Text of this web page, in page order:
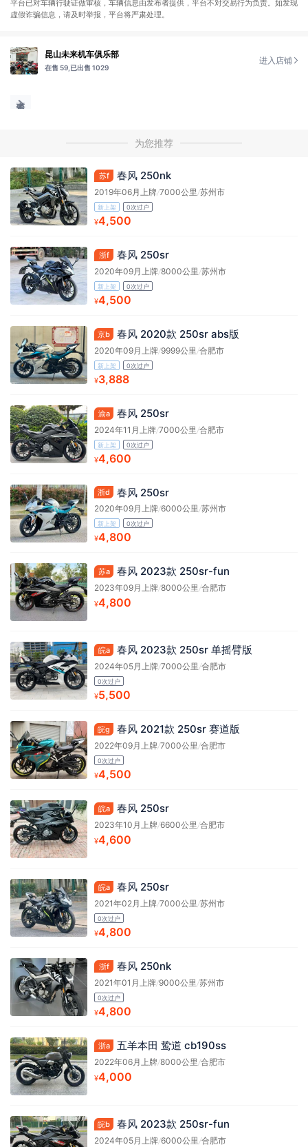
平台已对车辆行驶证做审核，车辆信息由发布者提供，平台不对交易行为负责。如发现
虚假诈骗信息，请及时举报，平台将严肃处理。
昆山未来机车俱乐部
在售 59, 已出售 1029
进入店铺
为您推荐
苏f 春风 250nk
2019年06月上牌/7000公里 /苏州市
新上架 0次过户
¥4,500
浙f 春风 250sr
2020年09月上牌/8000公里 /苏州市
新上架 0次过户
¥4,500
京b 春风 2020款 250sr abs版
2020年09月上牌/9999公里 /合肥市
新上架 0次过户
¥3,888
渝a 春风 250sr
2024年11月上牌/7000公里 /合肥市
新上架 0次过户
¥4,600
浙d 春风 250sr
2020年09月上牌/6000公里/苏州市
新上架 0次过户
¥4,800
苏a 春风 2023款 250sr-fun
2023年09月上牌/8000公里/合肥市
¥4,800
皖a 春风 2023款 250sr 单摇臂版
2024年05月上牌/7000公里/合肥市
0次过户
¥5,500
皖g 春风 2021款 250sr 赛道版
2022年09月上牌/7000公里/合肥市
0次过户
¥4,500
皖a 春风 250sr
2023年10月上牌/6600公里/合肥市
¥4,600
皖a 春风 250sr
2021年02月上牌/7000公里/苏州市
0次过户
¥4,800
浙f 春风 250nk
2021年01月上牌/9000公里/苏州市
0次过户
¥4,800
浙a 五羊本田 鸷道 cb190ss
2022年06月上牌/8000公里/合肥市
¥4,000
皖b 春风 2023款 250sr-fun
2024年05月上牌/6000公里/合肥市